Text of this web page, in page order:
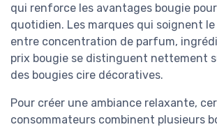
qui renforce les avantages bougie
quotidien. Les marques qui soignent
entre concentration de parfum,
prix bougie se distinguent nettement
des bougies cire décoratives.
Pour créer une ambiance relaxante,
consommateurs combinent plusieurs